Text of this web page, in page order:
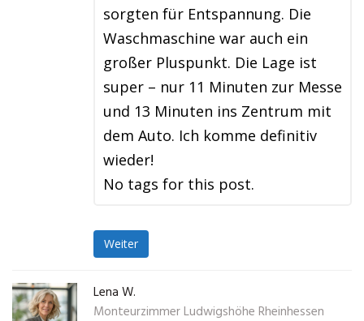
sorgten für Entspannung. Die
Waschmaschine war auch ein
großer Pluspunkt. Die Lage ist
super – nur 11 Minuten zur Messe
und 13 Minuten ins Zentrum mit
dem Auto. Ich komme definitiv
wieder!
No tags for this post.
Weiter
Lena W.
Monteurzimmer Ludwigshöhe Rheinhessen